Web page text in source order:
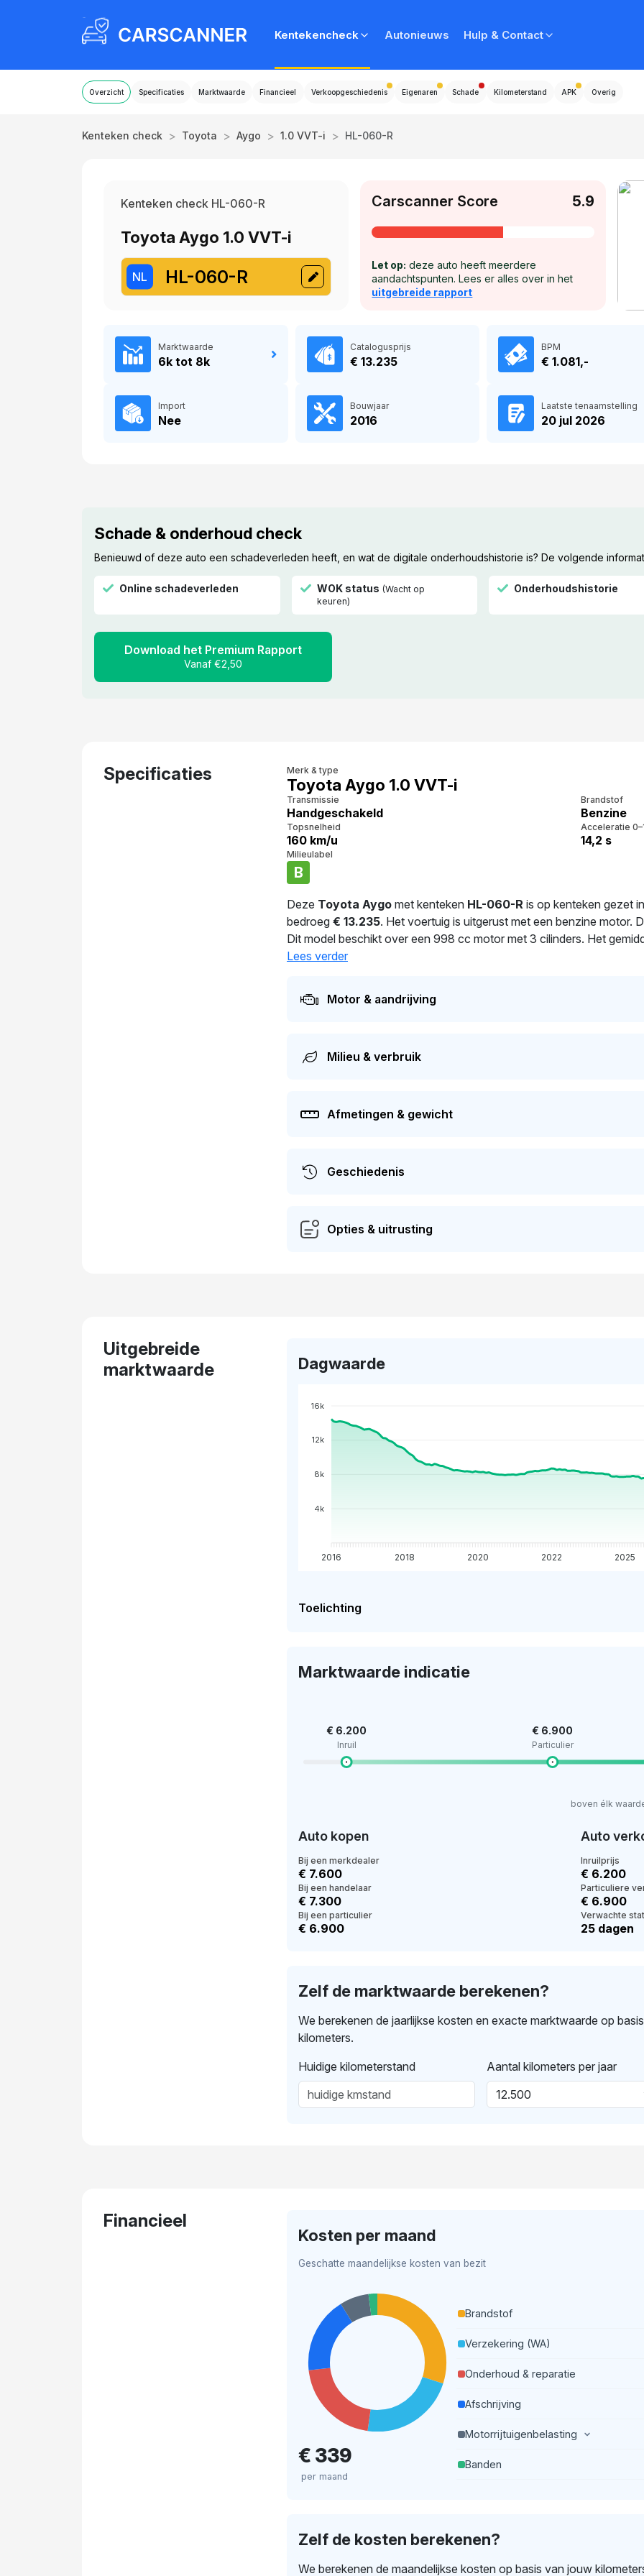
Kentekencheck Autonieuws Hulp & Contact
Overzicht Specificaties Marktwaarde Financieel Verkoopgeschiedenis Eigenaren Schade Kilometerstand APK Overig
Kenteken check > Toyota > Aygo > 1.0 VVT-i > HL-060-R
Kenteken check HL-060-R
Toyota Aygo 1.0 VVT-i
NL HL-060-R
Carscanner Score 5.9
Let op: deze auto heeft meerdere
aandachtspunten. Lees er alles over in het
uitgebreide rapport
Marktwaarde
6k tot 8k
Catalogusprijs
€ 13.235
BPM
€ 1.081,-
Import
Nee
Bouwjaar
2016
Laatste tenaamstelling
20 jul 2026
Schade & onderhoud check
Benieuwd of deze auto een schadeverleden heeft, en wat de digitale onderhoudshistorie is? De volgende
Online schadeverleden WOK status (Wacht op
keuren)
Onderhoudshistorie
Download het Premium Rapport
Vanaf €2,50
Specificaties Merk & type
Toyota Aygo 1.0 VVT-i
Transmissie
Handgeschakeld
Brandstof
Benzine
Topsnelheid
160 km/u
Acceleratie
14,2 s
Milieulabel
B
Deze Toyota Aygo met kenteken HL-060-R is op kenteken gezet in
bedroeg € 13.235. Het voertuig is uitgerust met een benzine motor.
Dit model beschikt over een 998 cc motor met 3 cilinders. Het
Een laag gewicht van 930 kg zorgt voor extra dynamiek. De huidige
actuele dagwaarde van deze auto ligt rond de
Lees verder
Motor & aandrijving
Milieu & verbruik
Afmetingen & gewicht
Geschiedenis
Opties & uitrusting
Uitgebreide
marktwaarde
Dagwaarde
16k
12k
8k
4k
2016 2018 2020 2022 2025
Toelichting
Marktwaarde indicatie
€ 6.200
Inruil
€ 6.900
Particulier
boven élk
Auto kopen
Bij een merkdealer
€ 7.600
Bij een handelaar
€ 7.300
Bij een particulier
€ 6.900
Auto
Inruilprijs
€ 6.200
Particuliere
€ 6.900
Verwachte
25 dagen
Zelf de marktwaarde berekenen?
We berekenen de jaarlijkse kosten en exacte marktwaarde op
kilometers.
Huidige kilometerstand
Aantal kilometers per jaar
Financieel
Kosten per maand
Geschatte maandelijkse kosten van bezit
€ 339
per maand
Brandstof
Verzekering (WA)
Onderhoud & reparatie
Afschrijving
Motorrijtuigenbelasting
Banden
Zelf de kosten berekenen?
We berekenen de maandelijkse kosten op basis van jouw